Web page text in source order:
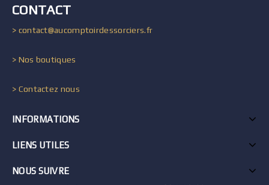
CONTACT
> contact@aucomptoirdessorciers.fr
> Nos boutiques
> Contactez nous
INFORMATIONS
LIENS UTILES
NOUS SUIVRE